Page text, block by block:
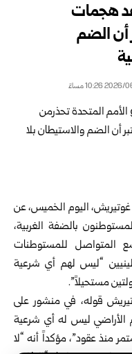
هجمات
أن الضم
غوتيريش، اليوم الخميس، عن
بالضفة الغربية،
المتواصل للمستوطنات
“ليس لهم أي شرعية
مستحيلاً”.
قوله، في منشور على
الأراضي ليس له أي شرعية
منذ عقود”، مؤكداً أنه “لا